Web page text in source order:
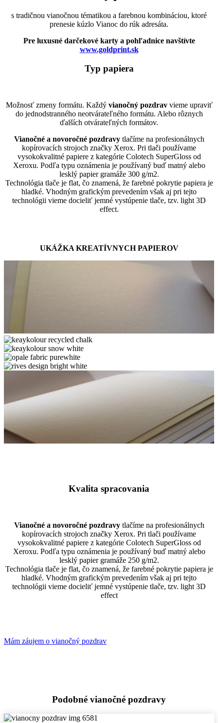
s tradičnou vianočnou tématikou a farebnou kombináciou, ktoré
prenesie kúzlo Vianoc do rúk adresáta.
Pre luxusné darčekové karty a pohľadnice navštívte
www.goldprint.sk
Typ papiera
Možnosť zmeny formátu. Každý vianočný pozdravvieme upraviť
do jednodstranného neotvárateľného formátu. Alebo rôznych
ďalších otvárateľných formátov.
Vianočné a novoročné pozdravytlačíme na profesionálnych
kopírovacích strojoch značky Xerox. Pri tlači používame
vysokokvalitné papiere z kategórie Colotech SuperGloss od
Xeroxu. Podľa typu oznámenia je používaný buď matný alebo
lesklý papier gramáže 300 g/m2.
Technológia tlače je flat, čo znamená, že farebné pokrytie papiera je
hladké. Vhodným grafickým prevedením však aj pri tejto
technológii vieme docieliť jemné vystúpenie tlače, tzv. light 3D
effect.
UKÁŽKA KREATÍVNYCH PAPIEROV
ice
gold
icegold
keaykolour
recycled
chalk
keaykolour
snow
opale
white
Kvalita spracovania
Vianočné a novoročné pozdravytlačíme na profesionálnych
kopírovacích strojoch značky Xerox. Pri tlači používame
vysokokvalitné papiere z kategórie Colotech SuperGloss od
Xeroxu. Podľa typu oznámenia je používaný buď matný alebo
lesklý papier gramáže 250 g/m2.
Technológia tlače je flat, čo znamená, že farebné pokrytie papiera je
hladké. Vhodným grafickým prevedením však aj pri tejto
technológii vieme docieliť jemné vystúpenie tlače, tzv. light 3D
effect
Mám záujem o vianočný pozdrav
Podobné vianočné pozdravy